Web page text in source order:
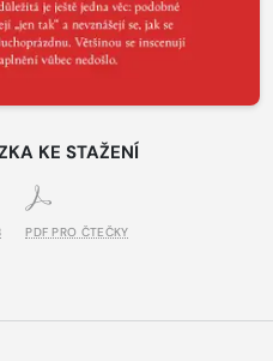
KE STAŽENÍ
PDF PRO ČTEČKY